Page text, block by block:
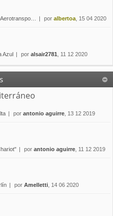
por albertoa , 15 04 2020
Azul por alsair2781 , 11 12 2020
por antonio aguirre , 13 12 2019
por antonio aguirre , 11 12 2019
por Amelletti , 14 06 2020